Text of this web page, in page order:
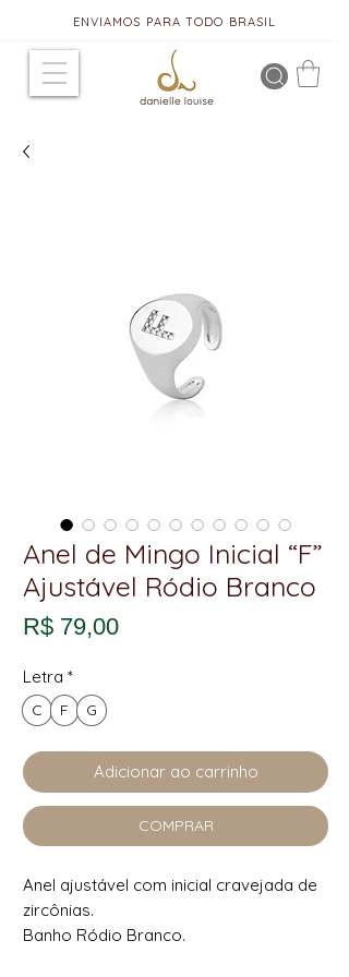
ENVIAMOS PARA TODO BRASIL
Anel de Mingo Inicial “F”
Ajustável Ródio Branco
R$ 79,00Preço
Letra *
C F G
Adicionar ao carrinho
COMPRAR
Anel ajustável com inicial cravejada de
zircônias.
Banho Ródio Branco.